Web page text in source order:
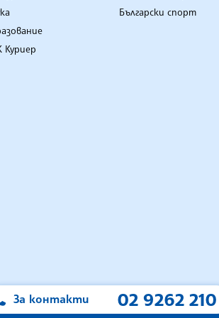
Куриер
Български спорт
За контакти 02 9262 210